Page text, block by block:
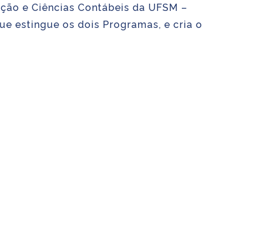
e Ciências Contábeis da UFSM –
estingue os dois Programas, e cria o